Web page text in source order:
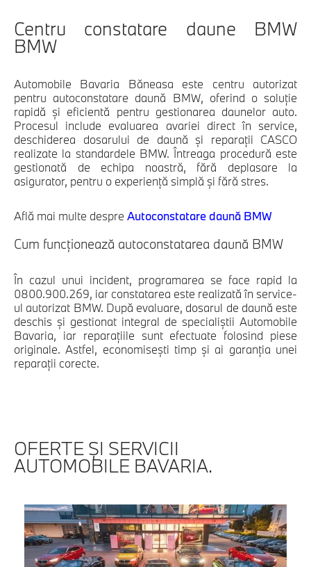
Centru constatare daune BMW
BMW
Automobile Bavaria Băneasa este centru autorizat
pentru autoconstatare daună BMW, oferind o soluție
rapidă și eficientă pentru gestionarea daunelor auto.
Procesul include evaluarea avariei direct în service,
deschiderea dosarului de daună și reparații CASCO
realizate la standardele BMW. Întreaga procedură este
gestionată de echipa noastră, fără deplasare la
asigurator, pentru o experiență simplă și fără stres.
Află mai multe despre Autoconstatare daună BMW
Cum funcționează autoconstatarea daună BMW
În cazul unui incident, programarea se face rapid la
0800.900.269, iar constatarea este realizată în service-
ul autorizat BMW. După evaluare, dosarul de daună este
deschis și gestionat integral de specialiștii Automobile
Bavaria, iar reparațiile sunt efectuate folosind piese
originale. Astfel, economisești timp și ai garanția unei
reparații corecte.
OFERTE ŞI SERVICII
AUTOMOBILE BAVARIA.